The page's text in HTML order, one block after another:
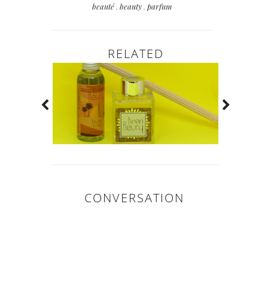
beauté, beauty, parfum
RELATED
CONVERSATION